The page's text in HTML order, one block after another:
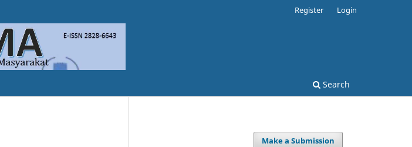
Search
Register Login
Make a Submission